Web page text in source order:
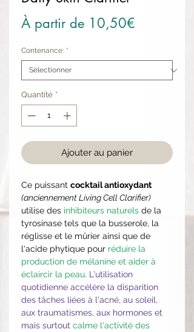
À partir de 10,50€
Contenance: *
Quantité *
Ajouter au panier
Ce puissant cocktail antioxydant
(anciennement Living Cell Clarifier)
utilise des inhibiteurs naturels de la
tyrosinase tels que la busserole, la
réglisse et le mûrier ainsi que de
l'acide phytique pour réduire la
production de mélanine et aider à
éclaircir la peau. L'utilisation
quotidienne accélère la disparition
des tâches liées à l'acné, au soleil,
aux traumatismes, aux hormones et
mais surtout calme l'activité des